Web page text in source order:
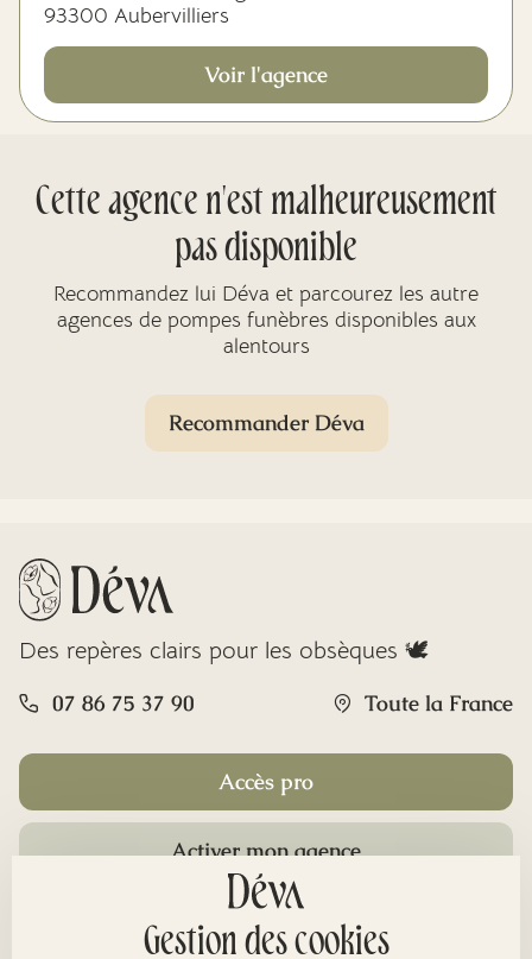
93300 Aubervilliers
Voir l'agence
Cette agence n'est malheureusement
pas disponible
Recommandez lui Déva et parcourez les autre
agences de pompes funèbres disponibles aux
alentours
Recommander Déva
Des repères clairs pour les obsèques 🕊️
07 86 75 37 90 Toute la France
Accès pro
Activer mon agence
Gestion des cookies